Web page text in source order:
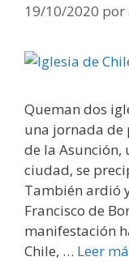
19/10/2020 por
Queman dos
una jornada de
de la Asunción,
ciudad, se
También ardió
Francisco de
manifestación
Chile, … Leer